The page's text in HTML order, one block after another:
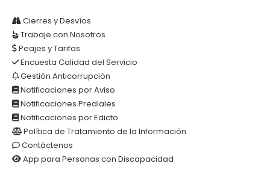
Cierres y Desvíos
Trabaje con Nosotros
Peajes y Tarifas
Encuesta Calidad del Servicio
Gestión Anticorrupción
Notificaciones por Aviso
Notificaciones Prediales
Notificaciones por Edicto
Política de Tratamiento de la Información
Contáctenos
App para Personas con Discapacidad